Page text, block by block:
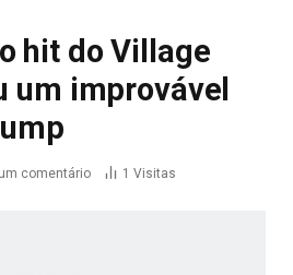
hit do Village
um improvável
comentário 1 Visitas